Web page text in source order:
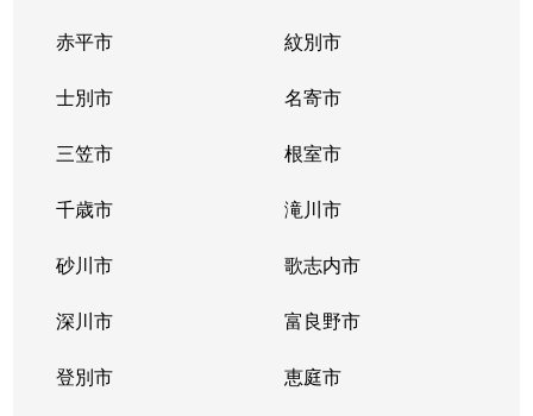
赤平市 紋別市
士別市 名寄市
三笠市 根室市
千歳市 滝川市
砂川市 歌志内市
深川市 富良野市
登別市 恵庭市